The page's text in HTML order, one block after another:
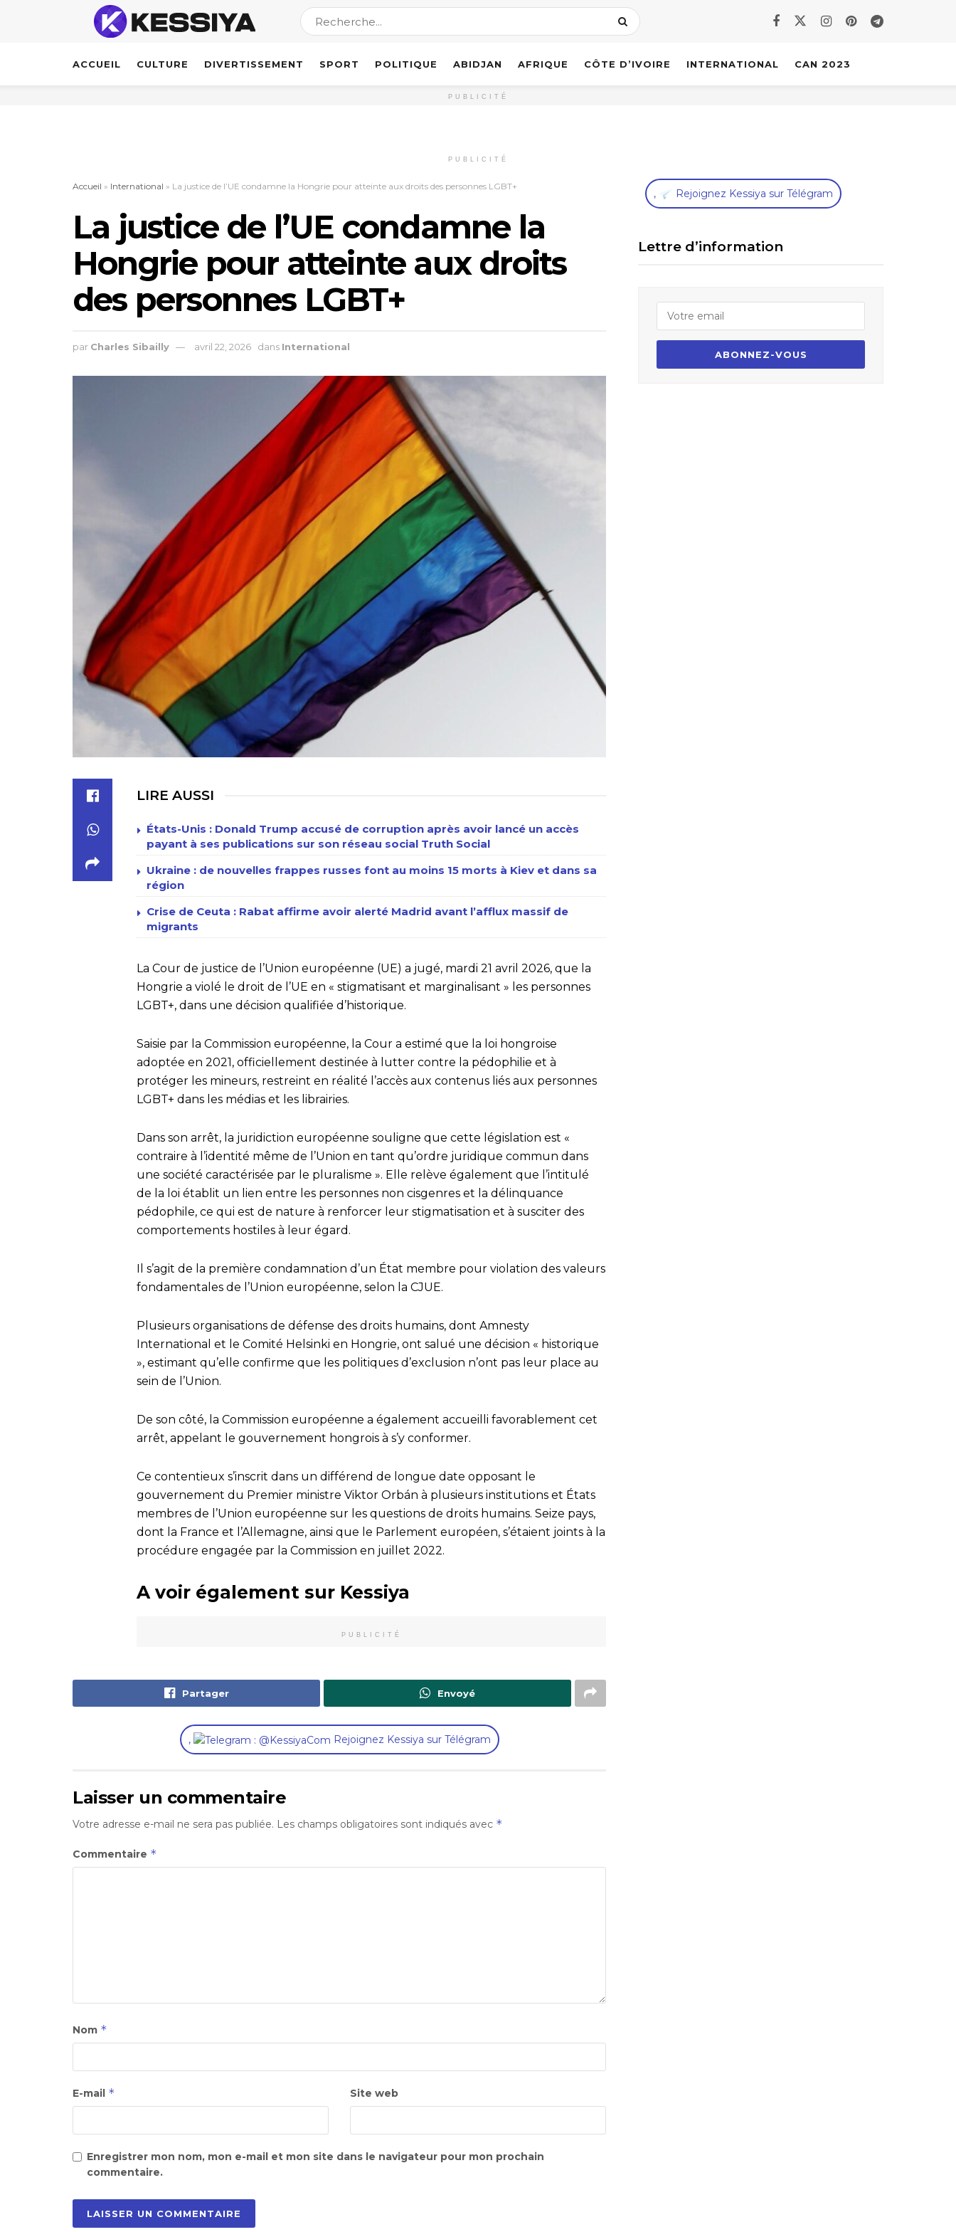
ACCUEIL CULTURE DIVERTISSEMENT SPORT POLITIQUE ABIDJAN AFRIQUE CÔTE D’IVOIRE INTERNATIONAL CAN 2023
PUBLICITÉ
PUBLICITÉ
Accueil » International » La justice de l’UE condamne la Hongrie pour atteinte aux droits des personnes LGBT+
La justice de l’UE condamne la
Hongrie pour atteinte aux droits
des personnes LGBT+
par Charles Sibailly avril 22, 2026 dans International
LIRE AUSSI
États-Unis : Donald Trump accusé de corruption après avoir lancé un accès
payant à ses publications sur son réseau social Truth Social
Ukraine : de nouvelles frappes russes font au moins 15 morts à Kiev et dans sa
région
Crise de Ceuta : Rabat affirme avoir alerté Madrid avant l’afflux massif de
migrants
La Cour de justice de l’Union européenne (UE) a jugé, mardi 21 avril 2026, que la
Hongrie a violé le droit de l’UE en « stigmatisant et marginalisant » les personnes
LGBT+, dans une décision qualifiée d’historique.
Saisie par la Commission européenne, la Cour a estimé que la loi hongroise
adoptée en 2021, officiellement destinée à lutter contre la pédophilie et à
protéger les mineurs, restreint en réalité l’accès aux contenus liés aux personnes
LGBT+ dans les médias et les librairies.
Dans son arrêt, la juridiction européenne souligne que cette législation est «
contraire à l’identité même de l’Union en tant qu’ordre juridique commun dans
une société caractérisée par le pluralisme ». Elle relève également que l’intitulé
de la loi établit un lien entre les personnes non cisgenres et la délinquance
pédophile, ce qui est de nature à renforcer leur stigmatisation et à susciter des
comportements hostiles à leur égard.
Il s’agit de la première condamnation d’un État membre pour violation des valeurs
fondamentales de l’Union européenne, selon la CJUE.
Plusieurs organisations de défense des droits humains, dont Amnesty
International et le Comité Helsinki en Hongrie, ont salué une décision « historique
», estimant qu’elle confirme que les politiques d’exclusion n’ont pas leur place au
sein de l’Union.
De son côté, la Commission européenne a également accueilli favorablement cet
arrêt, appelant le gouvernement hongrois à s’y conformer.
Ce contentieux s’inscrit dans un différend de longue date opposant le
gouvernement du Premier ministre Viktor Orbán à plusieurs institutions et États
membres de l’Union européenne sur les questions de droits humains. Seize pays,
dont la France et l’Allemagne, ainsi que le Parlement européen, s’étaient joints à la
procédure engagée par la Commission en juillet 2022.
A voir également sur Kessiya
PUBLICITÉ
Partager Envoyé
, Rejoignez Kessiya sur Télégram
Laisser un commentaire
Votre adresse e-mail ne sera pas publiée. Les champs obligatoires sont indiqués avec *
Commentaire *
Nom *
E-mail * Site web
Enregistrer mon nom, mon e-mail et mon site dans le navigateur pour mon prochain
commentaire.
, Rejoignez Kessiya sur Télégram
Lettre d’information